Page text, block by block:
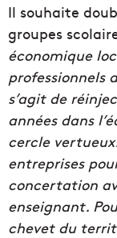
Il souhaite
groupes
économique
professionnels
s’agit de
années dans
cercle
entreprises
concertation
enseignant.
chevet du